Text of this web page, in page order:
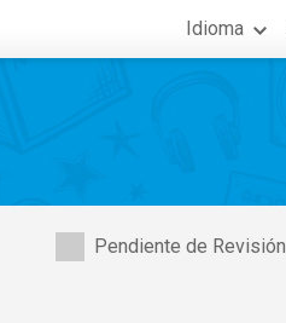
Idioma
Pendiente de Revisión